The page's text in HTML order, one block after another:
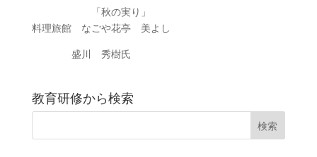
「秋の実り」
料理旅館 なごや花亭 美よし
盛川 秀樹氏
教育研修から検索